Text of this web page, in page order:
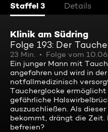
Staffel 3 Details
Klinik am Südring
Folge 193: Der
23 Min. Folge vom
Ein junger Mann mit
angefahren und wird in
notfallmedizinisch
Taucherglocke
gefährliche
auszuschließen. Als
bekommt, drängt die Zeit.
befreien?